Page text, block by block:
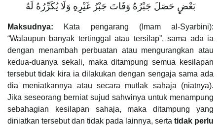
بَعْضٍ حَصَلَ جَبْرُهُ وَفَاتَ جَبْرُ غَيْرِهِ وَلَا يُكَرِّرُهُ لَهُ
Maksudnya:
Kata pengarang (Imam al-Syarbini):
“Walaupun banyak tertinggal atau tersilap”, sama ada ia
dengan menambah perbuatan atau mengurangkan atau
kedua-duanya sekali, maka ditampung semua kesilapan
tersebut tidak kira ia dilakukan dengan sengaja sama ada
dia meniatkannya atau secara mutlak sahaja (niatnya).
Jika seseorang berniat sujud sahwinya untuk menampung
sebahagian kesilapan sahaja, maka ditampung yang
diniatkan tersebut dan tidak pada lainnya, serta tidak perlu